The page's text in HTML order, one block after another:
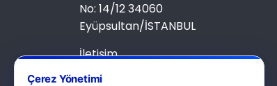
No: 14/12 34060
Eyüpsultan/İSTANBUL
İletişim
0 (212) 924 24 44
Çerez Yönetimi